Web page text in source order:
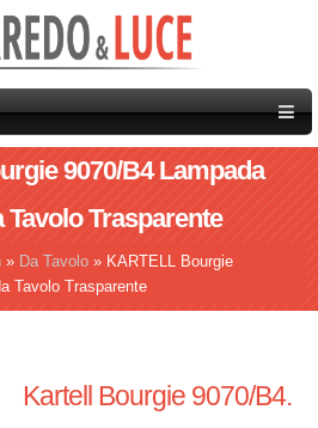
9070/B4 Lampada
Tavolo Trasparente
» Da Tavolo » KARTELL Bourgie
Tavolo Trasparente
Kartell Bourgie 9070/B4.